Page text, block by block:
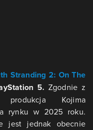
Stranding 2: On The
5. Zgodnie z
produkcja Kojima
rynku w 2025 roku.
jest jednak obecnie